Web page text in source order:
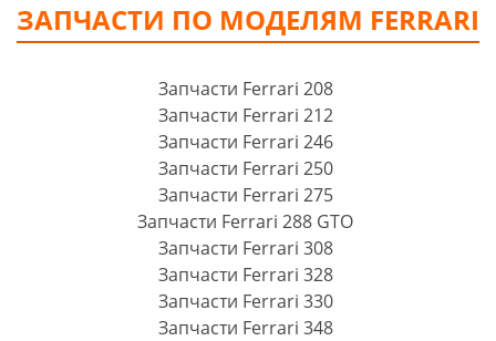
ЗАПЧАСТИ ПО МОДЕЛЯМ FERRARI
Запчасти Ferrari 208
Запчасти Ferrari 212
Запчасти Ferrari 246
Запчасти Ferrari 250
Запчасти Ferrari 275
Запчасти Ferrari 288 GTO
Запчасти Ferrari 308
Запчасти Ferrari 328
Запчасти Ferrari 330
Запчасти Ferrari 348